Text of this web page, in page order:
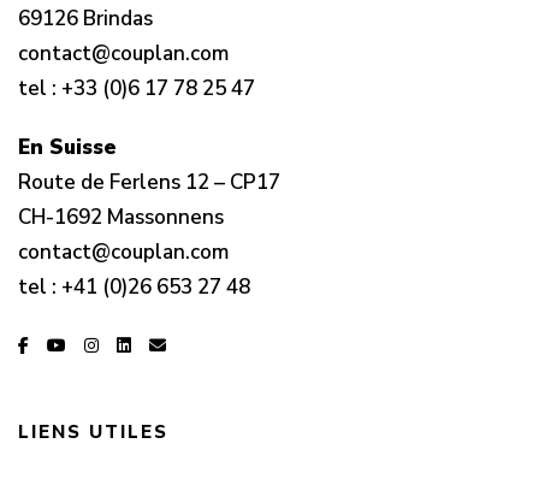
69126 Brindas
contact@couplan.com
tel : +33 (0)6 17 78 25 47
En Suisse
Route de Ferlens 12 – CP17
CH-1692 Massonnens
contact@couplan.com
tel : +41 (0)26 653 27 48
LIENS UTILES